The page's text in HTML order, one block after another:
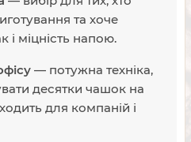
та хоче
і міцність напою.
— потужна техніка,
десятки чашок на
для компаній і